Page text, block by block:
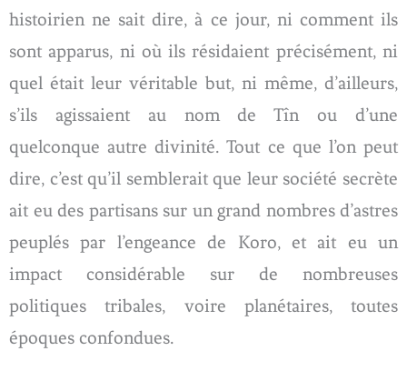
histoirien ne sait dire, à ce jour, ni comment ils
sont apparus, ni où ils résidaient précisément, ni
quel était leur véritable but, ni même, d’ailleurs,
s’ils agissaient au nom de Tîn ou d’une
quelconque autre divinité. Tout ce que l’on peut
dire, c’est qu’il semblerait que leur société secrète
ait eu des partisans sur un grand nombres d’astres
peuplés par l’engeance de Koro, et ait eu un
impact considérable sur de nombreuses
politiques tribales, voire planétaires, toutes
époques confondues.